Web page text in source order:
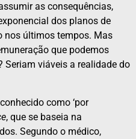
as consequências,
dos planos de
nos últimos tempos. Mas
que podemos
Seriam viáveis a realidade do
como ‘por
, que se baseia na
Segundo o médico,